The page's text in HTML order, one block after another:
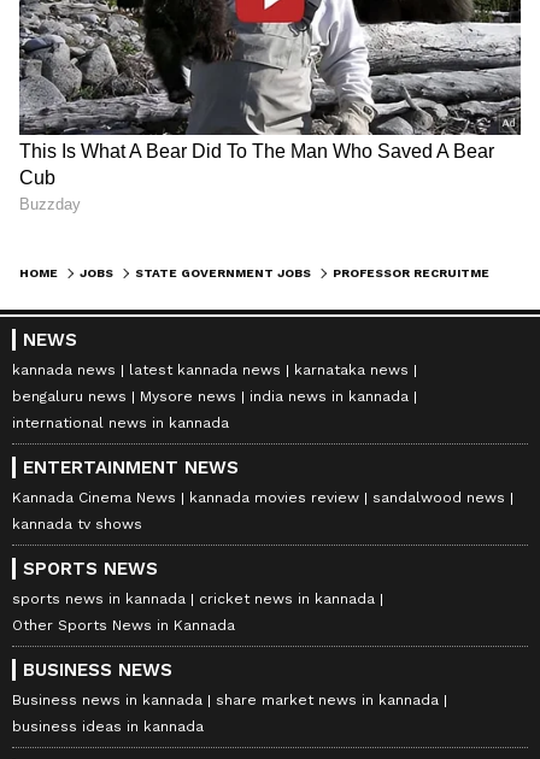
HOME JOBS STATE GOVERNMENT JOBS
NEWS
kannada news latest kannada news
karnataka news
bengaluru news
Mysore news
india news in kannada
international news in kannada
ENTERTAINMENT NEWS
Kannada Cinema News kannada movies review
sandalwood news
kannada tv shows
SPORTS NEWS
sports news in kannada
cricket news in kannada
Other Sports News in Kannada
BUSINESS NEWS
Business news in kannada
share market news in kannada
business ideas in kannada